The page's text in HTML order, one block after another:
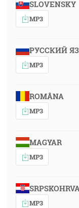
SLOVENSKY
MP3
РУССКИЙ
MP3
ROMÂNA
MP3
MAGYAR
MP3
MP3